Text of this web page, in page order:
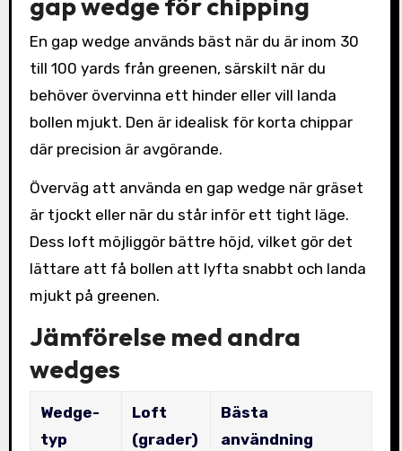
En gap wedge används bäst när du är inom 30
till 100 yards från greenen, särskilt när du
behöver övervinna ett hinder eller vill landa
bollen mjukt. Den är idealisk för korta chippar
där precision är avgörande.
Överväg att använda en gap wedge när gräset
är tjockt eller när du står inför ett tight läge.
Dess loft möjliggör bättre höjd, vilket gör det
lättare att få bollen att lyfta snabbt och landa
mjukt på greenen.
Jämförelse med andra
wedges
Wedge-
typ
Loft
(grader)
Bästa
användning